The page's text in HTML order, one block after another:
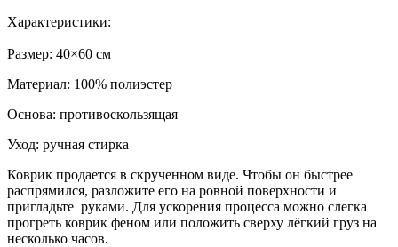
Характеристики:
Размер: 40×60 см
Материал: 100% полиэстер
Основа: противоскользящая
Уход: ручная стирка
Коврик продается в скрученном виде. Чтобы он быстрее
распрямился, разложите его на ровной поверхности и
пригладьте руками. Для ускорения процесса можно слегка
прогреть коврик феном или положить сверху лёгкий груз на
несколько часов.